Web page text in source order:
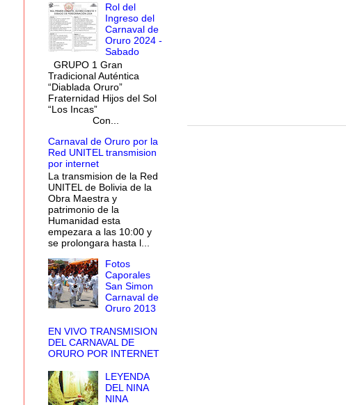
Rol del
Ingreso del
Carnaval de
Oruro 2024 -
Sabado
GRUPO 1 Gran
Tradicional Auténtica
“Diablada Oruro”
Fraternidad Hijos del Sol
“Los Incas”
Con...
Carnaval de Oruro por la
Red UNITEL transmision
por internet
La transmision de la Red
UNITEL de Bolivia de la
Obra Maestra y
patrimonio de la
Humanidad esta
empezara a las 10:00 y
se prolongara hasta l...
Fotos
Caporales
San Simon
Carnaval de
Oruro 2013
EN VIVO TRANSMISION
DEL CARNAVAL DE
ORURO POR INTERNET
LEYENDA
DEL NINA
NINA